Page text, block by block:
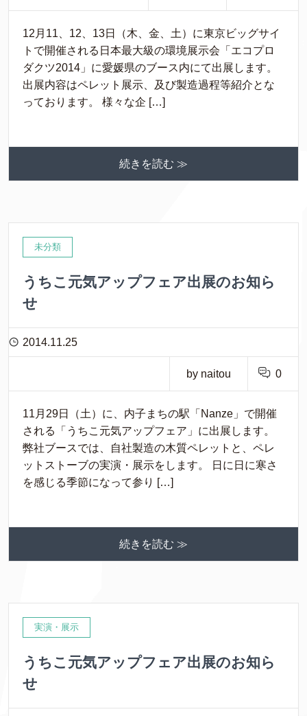
12月11、12、13日（木、金、土）に東京ビッグサイ
トで開催される日本最大級の環境展示会「エコプロ
ダクツ2014」に愛媛県のブース内にて出展します。
出展内容はペレット展示、及び製造過程等紹介とな
っております。 様々な企 […]
続きを読む ≫
未分類
うちこ元気アップフェア出展のお知ら
せ
2014.11.25
by naitou 0
11月29日（土）に、内子まちの駅「Nanze」で開催
される「うちこ元気アップフェア」に出展します。
弊社ブースでは、自社製造の木質ペレットと、ペレ
ットストーブの実演・展示をします。 日に日に寒さ
を感じる季節になって参り […]
続きを読む ≫
実演・展示
うちこ元気アップフェア出展のお知ら
せ